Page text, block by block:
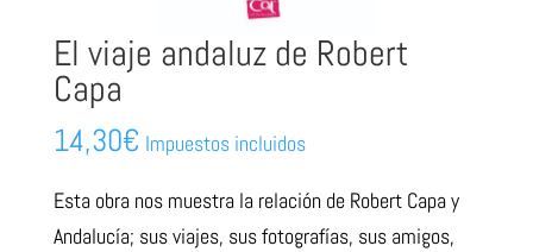
El viaje andaluz de Robert
Capa
14,30€ Impuestos incluidos
Esta obra nos muestra la relación de Robert Capa y
Andalucía; sus viajes, sus fotografías, sus amigos,